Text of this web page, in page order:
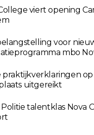
viert opening
voor
mbo
praktijkverklaringen
uitgereikt
talentklas Nova